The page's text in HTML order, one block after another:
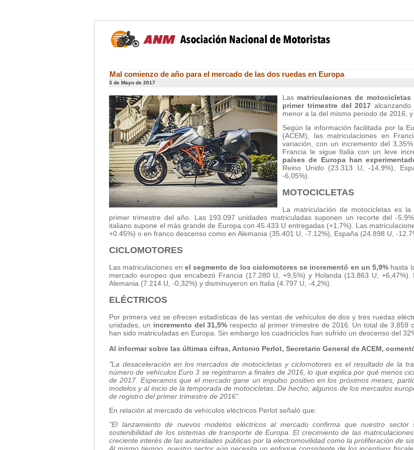
Mal comienzo de año para el mercado de las dos ruedas en Europa
3 de Mayo de 2017
Las matriculaciones de
primer trimestre del 2017
menor a la del mismo periodo de 2016,
Según la información facilitada por la
(ACEM), las matriculaciones en
variación, con un incremento del
Francia le sigue Italia con un leve
países de Europa han
Reino Unido (23.313 U, -14,9%),
-6,05%).
MOTOCICLETAS
La matriculación de motocicletas es
primer trimestre del año. Las 193.097 unidades matriculadas suponen un recorte del -
italiano supone el más grande de Europa con 45.433 U entregadas (+1,7%). Las
+0.45%) o en franco descenso como en Alemania (35.401 U, -7.12%), España (24.898 U, -
CICLOMOTORES
Las matriculaciones en el segmento de los ciclomotores se incrementó en un 5,9% hasta
mercado europeo que encabezó Francia (17.280 U, +9,5%) y Holanda (13.863 U,
Alemania (7.214 U, -0,32%) y disminuyeron en Italia (4.797 U, -4,2%).
ELÉCTRICOS
Por primera vez se ofrecen estadísticas de las ventas de vehículos de dos y tres ruedas
unidades, un incremento del 31,5% respecto al primer trimestre de 2016. Un total de 3.859
han sido matriculadas en Europa. Sin embargo los cuadriciclos han sufrido un descenso del
Al informar sobre las últimas cifras, Antonio Perlot, Secretario General de ACEM,
"La desaceleración en los mercados de motocicletas y ciclomotores es el resultado de la
número de vehículos Euro 3 se registraron a finales de 2016, lo que explica por qué menos
de 2017. Esperamos que el mercado gane un impulso positivo en los próximos meses,
modelos y al inicio de la temporada de motocicletas. De hecho, algunos de los mercados
de registro del primer trimestre de 2016".
En relación al mercado de vehículos eléctricos Perlot señaló que:
"El lanzamiento de nuevos modelos eléctricos al mercado confirma que nuestro
sostenibilidad de los sistemas de transporte de Europa. El crecimiento de las
creciente interés de las autoridades públicas por la electromovilidad como la proliferación de
Al mismo tiempo, nuestro sector aún necesita un enfoque consistente de los incentivos